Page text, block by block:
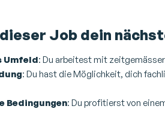
Job dein
Umfeld: Du arbeitest mit
: Du hast die Möglichkeit, dich
Bedingungen: Du profitierst von